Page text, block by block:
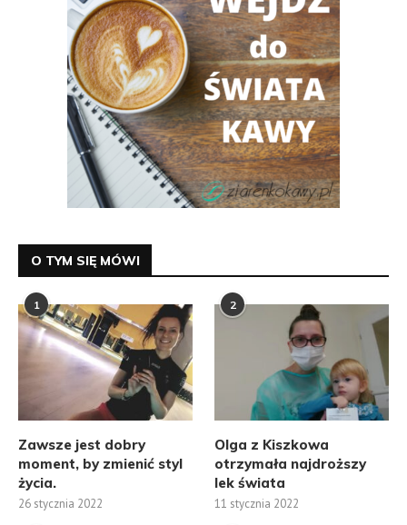
O TYM SIĘ MÓWI
1
Zawsze jest dobry
moment, by zmienić styl
życia.
26 stycznia 2022
2
Olga z Kiszkowa
otrzymała najdroższy
lek świata
11 stycznia 2022